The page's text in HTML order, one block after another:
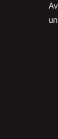
un